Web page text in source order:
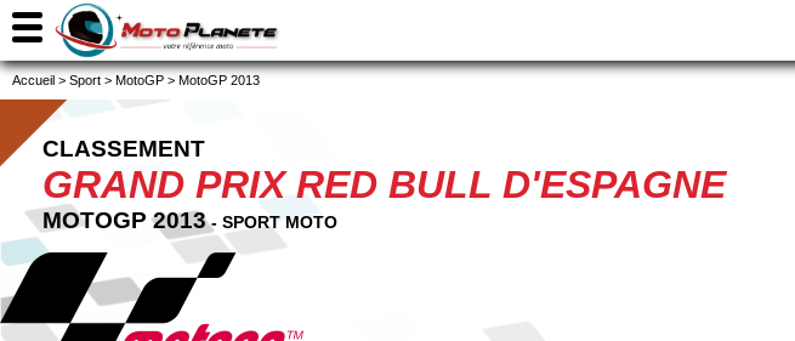
Accueil > Sport > MotoGP > MotoGP 2013
CLASSEMENT
GRAND PRIX RED BULL D'ESPAGNE
MOTOGP 2013- SPORT MOTO